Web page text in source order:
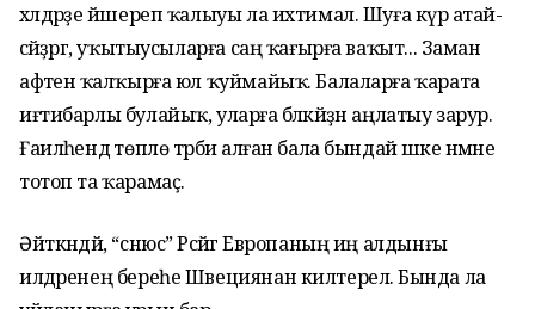
хәлдәрҙе йәшереп ҡалыуы ла ихтимал. Шуға күрә атай-
әсәйҙәргә, уҡытыусыларға саң ҡағырға ваҡыт... Заман
афәтенә ҡалҡырға юл ҡуймайыҡ. Балаларға ҡарата
иғтибарлы булайыҡ, уларға бәләкәйҙән аңлатыу зарур.
Ғаиләһендә төплө тәрбиә алған бала бындай әшәке нәмәне
тотоп та ҡарамаҫ.
Әйткәндәй, “снюс” Рәсәйгә Европаның иң алдынғы
илдәренең береһе Швециянан килтерелә. Бында ла